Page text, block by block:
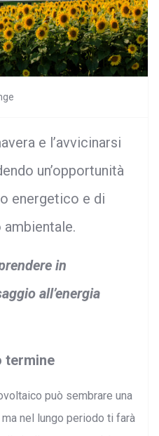
e l’avvicinarsi
un’opportunità
energetico e di
in
all’energia
termine
può sembrare una
nel lungo periodo ti farà